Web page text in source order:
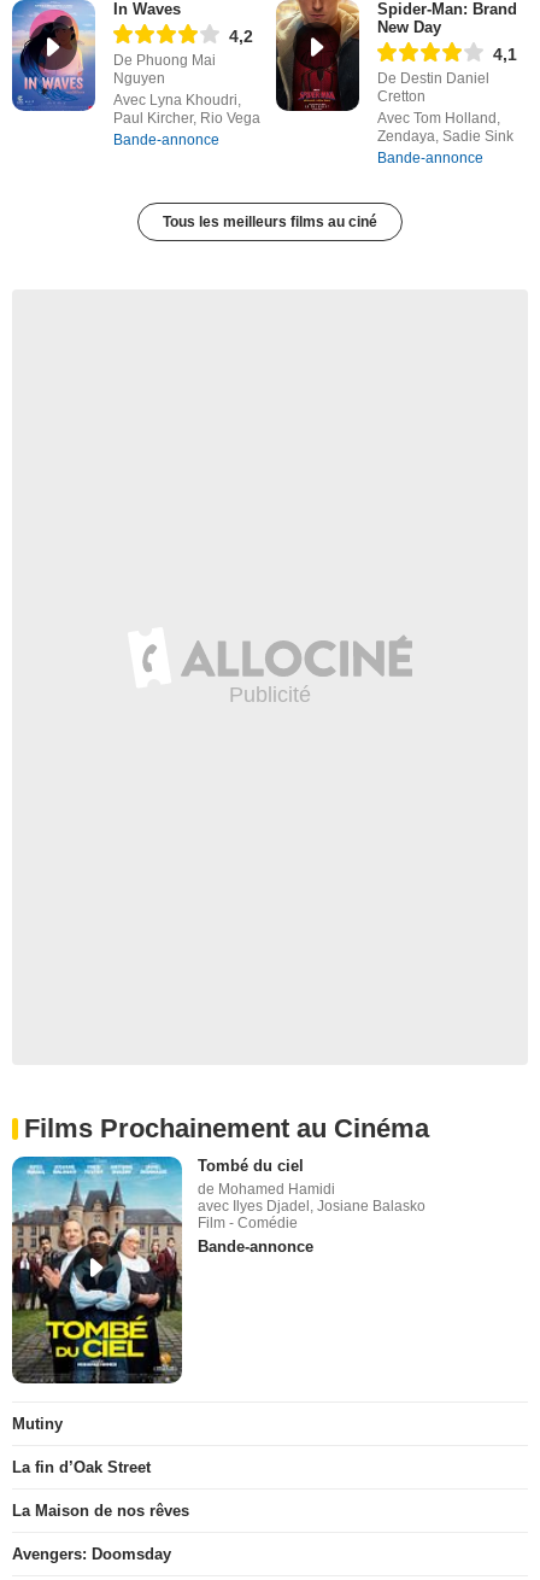
In Waves
4,2
De Phuong Mai
Nguyen
Avec Lyna Khoudri,
Paul Kircher, Rio Vega
Bande-annonce
Spider-Man: Brand
New Day
4,1
De Destin Daniel
Cretton
Avec Tom Holland,
Zendaya, Sadie Sink
Bande-annonce
Tous les meilleurs films au ciné
Films Prochainement au Cinéma
Tombé du ciel
de Mohamed Hamidi
avec Ilyes Djadel, Josiane Balasko
Film - Comédie
Bande-annonce
Mutiny
La fin d’Oak Street
La Maison de nos rêves
Avengers: Doomsday